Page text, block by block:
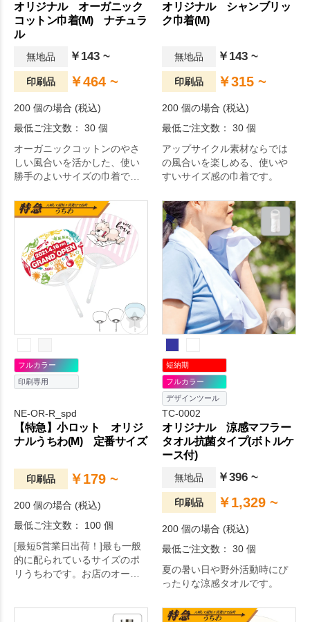
オリジナル オーガニック
コットン巾着(M) ナチュラ
ル
無地品 ￥143 ~
印刷品 ￥464 ~
200 個の場合 (税込)
最低ご注文数： 30 個
オーガニックコットンのやさ
しい風合いを活かした、使い
勝手のよいサイズの巾着で
オリジナル シャンブリッ
ク巾着(M)
無地品 ￥143 ~
印刷品 ￥315 ~
200 個の場合 (税込)
最低ご注文数： 30 個
アップサイクル素材ならでは
の風合いを楽しめる、使いや
すいサイズ感の巾着です。
フルカラー
印刷専用
NE-OR-R_spd
【特急】小ロット オリジ
ナルうちわ(M) 定番サイズ
印刷品 ￥179 ~
200 個の場合 (税込)
最低ご注文数： 100 個
[最短5営業日出荷！]最も一般
的に配られているサイズのポ
リうちわです。お店のオープ
短納期
フルカラー
デザインツール
TC-0002
オリジナル 涼感マフラー
タオル抗菌タイプ(ボトルケ
ース付)
無地品 ￥396 ~
印刷品 ￥1,329 ~
200 個の場合 (税込)
最低ご注文数： 30 個
夏の暑い日や野外活動時にぴ
ったりな涼感タオルです。